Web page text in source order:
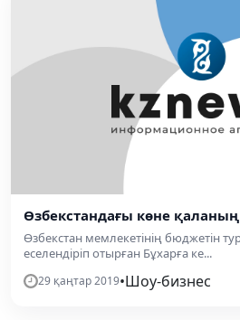
Өзбекстандағы көне қаланың
Өзбекстан мемлекетінің бюджетін
еселендіріп отырған Бұхарға ке...
29 қаңтар 2019•Шоу-бизнес